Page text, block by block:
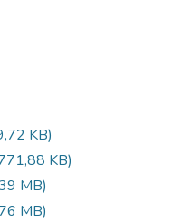
KB)
KB)
MB)
MB)